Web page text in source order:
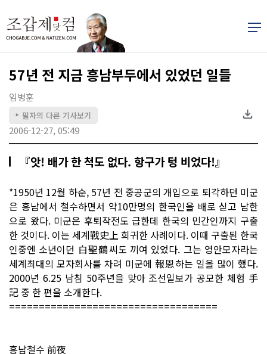
57년 전 지금 흥남부두에서 있었던 일들
임병훈
▶ 필자의 다른 기사보기
2006-12-27, 05:49
『앗! 배가 한 척도 없다. 항구가 텅 비었다!』
*1950년 12월 하순, 57년 전 중공군의 개입으로 퇴각하던 미군
은 흥남에서 철수하면서 약10만명의 한국인을 배로 싣고 남한
으로 왔다. 미군은 후퇴작전도 급한데 한국의 민간인까지 구출
한 것이다. 이는 세계戰史上 희귀한 사례이다. 이때 구출된 한국
인중엔 소년이던 白聖鶴씨도 끼여 있었다. 그는 영안모자라는
세계최대의 모자회사를 차려 미군에 報恩하는 일을 많이 했다.
2000년 6.25 남침 50주년을 맞아 조선일보가 공모한 체험 手
記 중 한 편을 소개한다.
===================================
흥남철수 前夜